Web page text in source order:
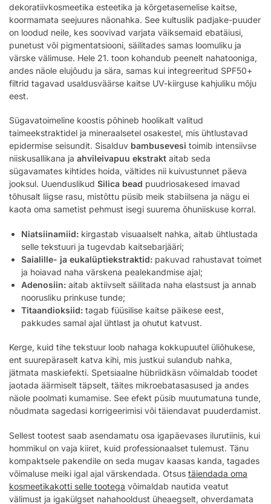
dekoratiivkosmeetika esteetika ja kõrgetasemelise kaitse,
koormamata seejuures näonahka. See kultuslik padjake-puuder
on loodud neile, kes soovivad varjata väiksemaid ebatäiusi,
punetust või pigmentatsiooni, säilitades samas loomuliku ja
värske välimuse. Hele 21. toon kohandub peenelt nahatooniga,
andes näole elujõudu ja sära, samas kui integreeritud SPF50+
filtrid tagavad usaldusväärse kaitse UV-kiirguse kahjuliku mõju
eest.
Sügavatoimeline koostis põhineb hoolikalt valitud
taimeekstraktidel ja mineraalsetel osakestel, mis ühtlustavad
epidermise seisundit. Sisalduv bambusevesi toimib intensiivse
niiskusallikana ja ahvileivapuu ekstrakt aitab seda
sügavamates kihtides hoida, vältides nii kuivustunnet päeva
jooksul. Uuenduslikud Silica bead puudriosakesed imavad
tõhusalt liigse rasu, mistõttu püsib meik stabiilsena ja nägu ei
kaota oma sametist pehmust isegi suurema õhuniiskuse korral.
Niatsiinamiid: kirgastab visuaalselt nahka, aitab ühtlustada
selle tekstuuri ja tugevdab kaitsebarjääri;
Saialille- ja eukalüptiekstraktid: pakuvad rahustavat toimet
ja hoiavad naha värskena pealekandmise ajal;
Adenosiin: aitab aktiivselt säilitada naha elastsust ja annab
noorusliku prinkuse tunde;
Titaandioksiid: tagab füüsilise kaitse päikese eest,
pakkudes samal ajal ühtlast ja ohutut katvust.
Kerge, kuid tihe tekstuur loob nahaga kokkupuutel üliõhukese,
ent suurepäraselt katva kihi, mis justkui sulandub nahka,
jätmata maskiefekti. Spetsiaalne hübriidkäsn võimaldab toodet
jaotada äärmiselt täpselt, täites mikroebatasasused ja andes
näole poolmati kumamise. See efekt püsib muutumatuna tunde,
nõudmata sagedasi korrigeerimisi või täiendavat puuderdamist.
Sellest tootest saab asendamatu osa igapäevases ilurutiinis, kui
hommikul on vaja kiiret, kuid professionaalset tulemust. Tänu
kompaktsele pakendile on seda mugav kaasas kanda, tagades
võimaluse meiki igal ajal värskendada. Otsus täiendada oma
kosmeetikakotti selle tootega võimaldab nautida veatut
välimust ja igakülgset nahahooldust üheaegselt, ohverdamata